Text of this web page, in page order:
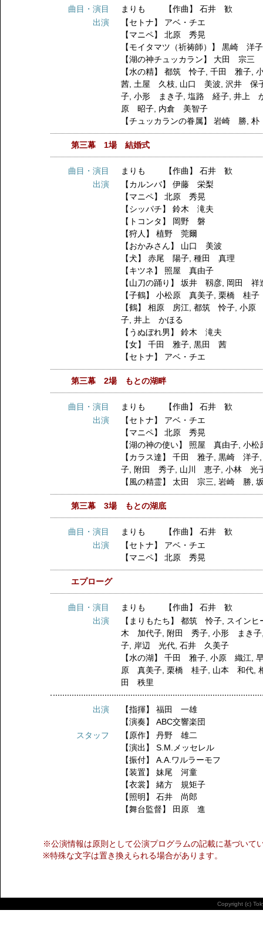
曲目・演目
まりも 【作曲】 石井 歓
出演
【セトナ】 アベ・チエ
【マニペ】北原 秀晃
【モイタマツ（祈祷師）】黒崎 洋子
【湖の神チュッカラン】 大田 宗三
【水の精】都筑 怜子 ,千田 雅子 ,
茜 土屋 久枝 山口 美波 ,沢井 保
子 ,小形 まき子 ,塩路 経子 ,井上
原 昭子 内倉 美智子
【チュッカランの眷属】岩崎 勝 ,朴
第三幕 1場 結婚式
曲目・演目
まりも 【作曲】 石井 歓
出演
【カルンバ】伊藤 栄梨
【マニペ】北原 秀晃
【シッパチ】鈴木 滝夫
【トコンタ】 岡野 磐
【狩人】植野 莞爾
【おかみさん】 山口 美波
【犬】赤尾 陽子 ,種田 真理
【キツネ】 照屋 真由子
【山刀の踊り】坂井 靱彦 岡田 祥
【子鶴】小松原 真美子 ,栗橋 桂子
【鶴】相原 房江 ,都筑 怜子 ,小原
子 ,井上 かほる
【うぬぼれ男】鈴木 滝夫
【女】千田 雅子 ,黒田 茜
【セトナ】 アベ・チエ
第三幕 2場 もとの湖畔
曲目・演目
まりも 【作曲】 石井 歓
出演
【セトナ】 アベ・チエ
【マニペ】北原 秀晃
【湖の神の使い】 照屋 真由子 ,小
【カラス達】千田 雅子 ,黒崎 洋子
子
附田 秀子 山川 恵子 ,小林 光
【風の精霊】 太田 宗三 ,岩崎 勝 ,
第三幕 3場 もとの湖底
曲目・演目
まりも 【作曲】 石井 歓
出演
【セトナ】 アベ・チエ
【マニペ】北原 秀晃
エプローグ
曲目・演目
まりも 【作曲】 石井 歓
出演
【まりもたち】都筑 怜子
スインヒ
木 加代子
附田 秀子 ,小形 まき子
子
岸辺 光代 ,石井 久美子
【水の湖】千田 雅子 ,小原 織江 ,
原 真美子 ,栗橋 桂子 山本 和代 ,
田 秩里
出演 【指揮】福田 一雄
【演奏】ABC交響楽団
スタッフ
【原作】丹野 雄二
【演出】S.M.メッセレル
【振付】A.A.ワルラーモフ
【装置】妹尾 河童
【衣裳】緒方 規矩子
【照明】石井 尚郎
【舞台監督】
田原 進
※公演情報は原則として公演プログラムの記載に基づいて
※特殊な文字は置き換えられる場合があります。
Copyright (c)